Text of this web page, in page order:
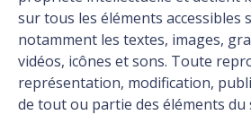
sur tous les éléments accessibles
notamment les textes, images,
vidéos, icônes et sons. Toute
représentation, modification,
de tout ou partie des éléments du